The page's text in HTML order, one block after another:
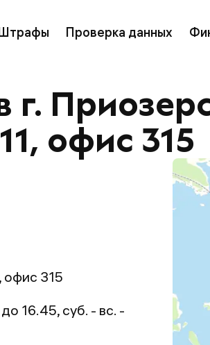
Проверка данных
офис 315
офис 315
16.45, суб. - вс. -